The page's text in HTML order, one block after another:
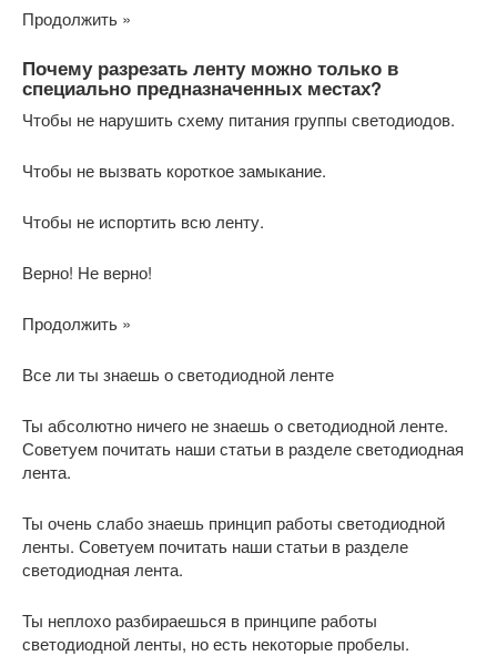
Продолжить »
Почему разрезать ленту можно только в
специально предназначенных местах?
Чтобы не нарушить схему питания группы светодиодов.
Чтобы не вызвать короткое замыкание.
Чтобы не испортить всю ленту.
Верно! Не верно!
Продолжить »
Все ли ты знаешь о светодиодной ленте
Ты абсолютно ничего не знаешь о светодиодной ленте.
Советуем почитать наши статьи в разделе светодиодная
лента.
Ты очень слабо знаешь принцип работы светодиодной
ленты. Советуем почитать наши статьи в разделе
светодиодная лента.
Ты неплохо разбираешься в принципе работы
светодиодной ленты, но есть некоторые пробелы.